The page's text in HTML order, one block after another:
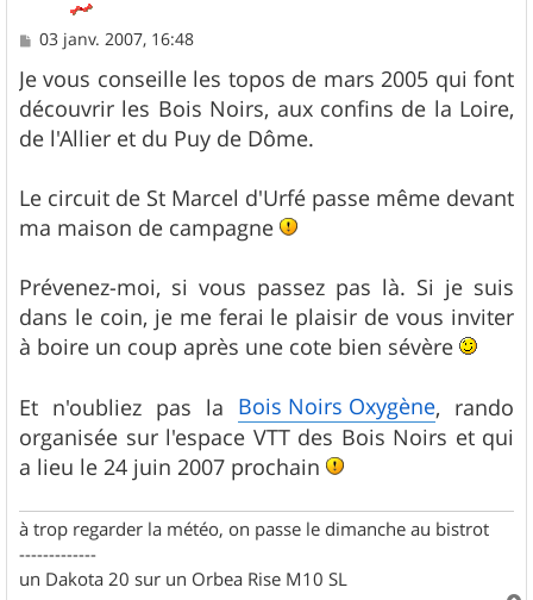
M
s
s
a
g
e
03 janv. 2007, 16:48
Je vous conseille les topos de mars 2005 qui font
découvrir les Bois Noirs, aux confins de la Loire,
de l'Allier et du Puy de Dôme.
Le circuit de St Marcel d'Urfé passe même devant
ma maison de campagne
Prévenez-moi, si vous passez pas là. Si je suis
dans le coin, je me ferai le plaisir de vous inviter
à boire un coup après une cote bien sévère
Et n'oubliez pas la Bois Noirs Oxygène, rando
organisée sur l'espace VTT des Bois Noirs et qui
a lieu le 24 juin 2007 prochain
à trop regarder la météo, on passe le dimanche au bistrot
-------------
un Dakota 20 sur un Orbea Rise M10 SL